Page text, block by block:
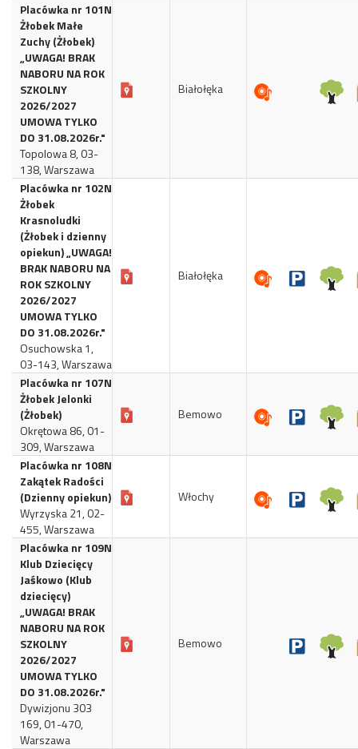
Placówka nr 101N
Żłobek Małe
Zuchy (Żłobek)
„UWAGA! BRAK
NABORU NA ROK
SZKOLNY
2026/2027
UMOWA TYLKO
DO 31.08.2026r."
Topolowa 8, 03-
138, Warszawa
Białołęka
Placówka nr 102N
Żłobek
Krasnoludki
(Żłobek i dzienny
opiekun) „UWAGA!
BRAK NABORU NA
ROK SZKOLNY
2026/2027
UMOWA TYLKO
DO 31.08.2026r."
Osuchowska 1,
03-143, Warszawa
Białołęka
Placówka nr 107N
Żłobek Jelonki
(Żłobek)
Okrętowa 86, 01-
309, Warszawa
Bemowo
Placówka nr 108N
Zakątek Radości
(Dzienny opiekun)
Wyrzyska 21, 02-
455, Warszawa
Włochy
Placówka nr 109N
Klub Dziecięcy
Jaśkowo (Klub
dziecięcy)
„UWAGA! BRAK
NABORU NA ROK
SZKOLNY
2026/2027
UMOWA TYLKO
DO 31.08.2026r."
Dywizjonu 303
169, 01-470,
Warszawa
Bemowo